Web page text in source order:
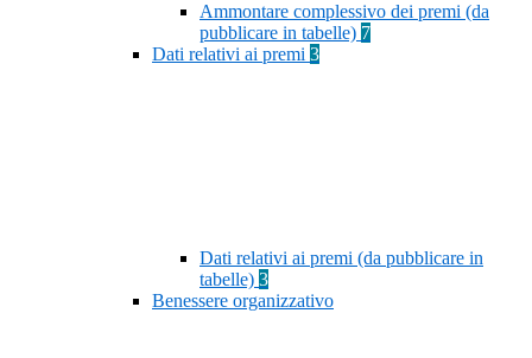
Ammontare complessivo dei premi (da
pubblicare in tabelle) 7
Dati relativi ai premi 3
Dati relativi ai premi (da pubblicare in
tabelle) 3
Benessere organizzativo